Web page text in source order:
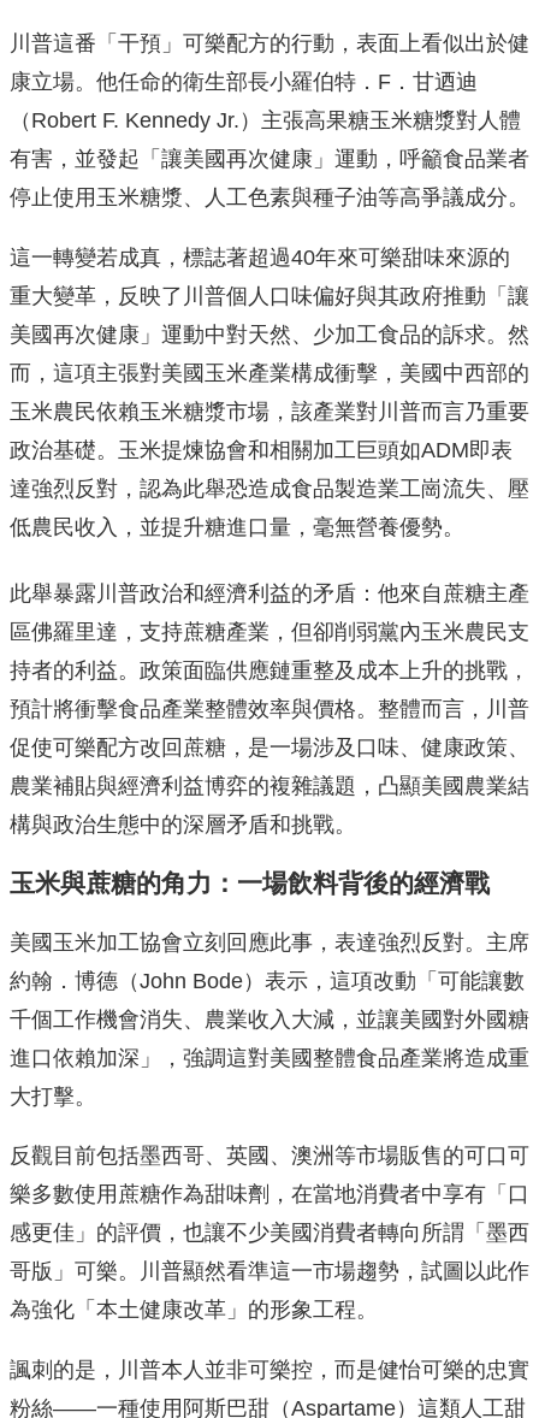
川普這番「干預」可樂配方的行動，表面上看似出於健
康立場。他任命的衛生部長小羅伯特．F．甘迺迪
（Robert F. Kennedy Jr.）主張高果糖玉米糖漿對人體
有害，並發起「讓美國再次健康」運動，呼籲食品業者
停止使用玉米糖漿、人工色素與種子油等高爭議成分。
這一轉變若成真，標誌著超過40年來可樂甜味來源的
重大變革，反映了川普個人口味偏好與其政府推動「讓
美國再次健康」運動中對天然、少加工食品的訴求。然
而，這項主張對美國玉米產業構成衝擊，美國中西部的
玉米農民依賴玉米糖漿市場，該產業對川普而言乃重要
政治基礎。玉米提煉協會和相關加工巨頭如ADM即表
達強烈反對，認為此舉恐造成食品製造業工崗流失、壓
低農民收入，並提升糖進口量，毫無營養優勢。
此舉暴露川普政治和經濟利益的矛盾：他來自蔗糖主產
區佛羅里達，支持蔗糖產業，但卻削弱黨內玉米農民支
持者的利益。政策面臨供應鏈重整及成本上升的挑戰，
預計將衝擊食品產業整體效率與價格。整體而言，川普
促使可樂配方改回蔗糖，是一場涉及口味、健康政策、
農業補貼與經濟利益博弈的複雜議題，凸顯美國農業結
構與政治生態中的深層矛盾和挑戰。
玉米與蔗糖的角力：一場飲料背後的經濟戰
美國玉米加工協會立刻回應此事，表達強烈反對。主席
約翰．博德（John Bode）表示，這項改動「可能讓數
千個工作機會消失、農業收入大減，並讓美國對外國糖
進口依賴加深」，強調這對美國整體食品產業將造成重
大打擊。
反觀目前包括墨西哥、英國、澳洲等市場販售的可口可
樂多數使用蔗糖作為甜味劑，在當地消費者中享有「口
感更佳」的評價，也讓不少美國消費者轉向所謂「墨西
哥版」可樂。川普顯然看準這一市場趨勢，試圖以此作
為強化「本土健康改革」的形象工程。
諷刺的是，川普本人並非可樂控，而是健怡可樂的忠實
粉絲——一種使用阿斯巴甜（Aspartame）這類人工甜